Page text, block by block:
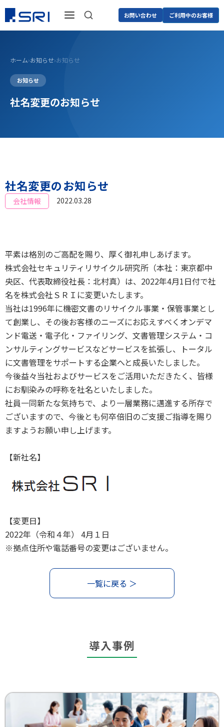
お問い合わせ ご利用中のお客様
ホーム›お知らせ›お知らせ
お知らせ
社名変更のお知らせ
社名変更のお知らせ
会社情報 2022.03.28
平素は格別のご高配を賜り、厚く御礼申しあげます。
株式会社セキュリティリサイクル研究所（本社：東京都中
央区、代表取締役社長：北村真）は、2022年4月1日付で社
名を株式会社ＳＲＩに変更いたします。
当社は1996年に機密文書のリサイクル事業・保管事業とし
て創業し、その後お客様のニーズにお応えすべくオンデマ
ンド電送・電子化・ファイリング、文書管理システム・コ
ンサルティングサービスなどサービスを拡張し、トータル
に文書管理をサポートする企業へと成長いたしました。
今後益々当社およびサービスをご活用いただきたく、皆様
にお馴染みの呼称を社名といたしました。
社員一同新たな気持ちで、より一層業務に邁進する所存で
ございますので、今後とも何卒倍旧のご支援ご指導を賜り
ますようお願い申し上げます。
【新社名】
【変更日】
2022年（令和４年） 4月１日
※拠点住所や電話番号の変更はございません。
一覧に戻る ＞
導入事例